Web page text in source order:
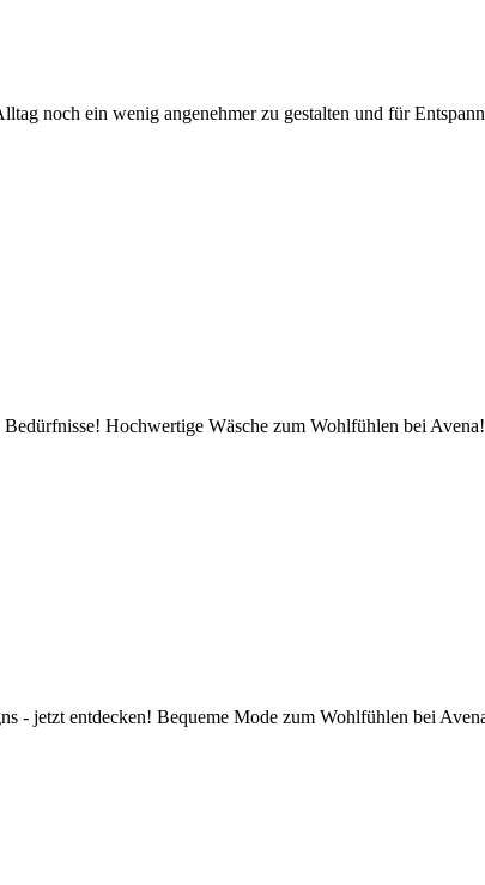
noch ein wenig angenehmer zu gestalten und für
Hochwertige Wäsche zum Wohlfühlen bei Avena!
- jetzt entdecken! Bequeme Mode zum Wohlfühlen bei